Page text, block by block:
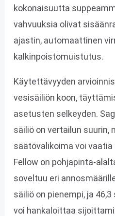
kokonaisuutta
vahvuuksia olivat
ajastin, automaattinen
kalkinpoistomuistutus.
Käytettävyyden
vesisäiliön koon,
asetusten selkeyden.
säiliö on vertailun suurin,
säätövalikoima voi
Fellow on pohjapinta-
soveltuu eri
säiliö on pienempi, ja
voi hankaloittaa